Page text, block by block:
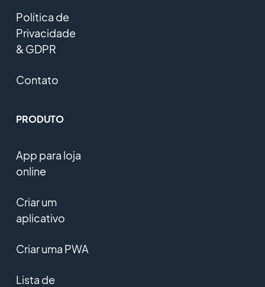
Política de
Privacidade
& GDPR
Contato
PRODUTO
App para loja
online
Criar um
aplicativo
Criar uma PWA
Lista de